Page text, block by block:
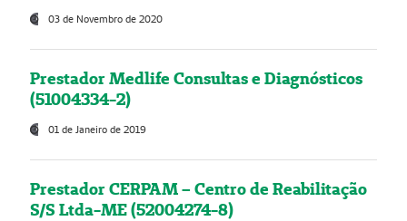
03 de Novembro de 2020
Prestador Medlife Consultas e Diagnósticos
(51004334-2)
01 de Janeiro de 2019
Prestador CERPAM – Centro de Reabilitação
S/S Ltda-ME (52004274-8)